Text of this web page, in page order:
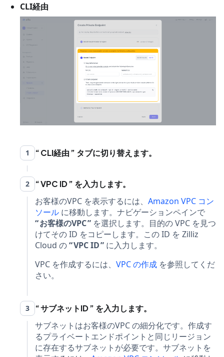
CLI経由
1 CLI経由 タブに切り替えます。
2 VPC ID を入力します。
お客様のVPC を表示するには、 Amazon VPC コン
ソール に移動します。ナビゲーションペインで
お客様のVPC
を選択します。目的の VPC を見つ
けてその ID をコピーします。この ID を Zilliz
Cloud の VPC ID
に入力します。
VPC を作成するには、 VPC の作成 を参照してくだ
さい。
3 サブネットID を入力します。
サブネットはお客様のVPC の細分化です。作成す
るプライベートエンドポイントと同じリージョン
に存在するサブネットが必要です。サブネットを